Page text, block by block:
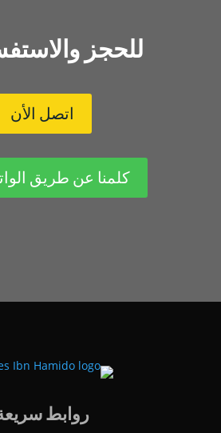
للحجز
اتصل الأن
كلمنا عن طريق
روابط